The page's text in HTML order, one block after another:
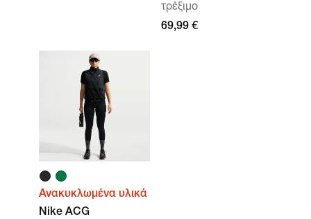
τρέξιμο
69,99 €
Ανακυκλωμένα υλικά
Nike ACG